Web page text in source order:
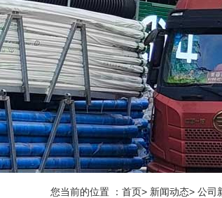
您当前的位置 ：首页> 新闻动态> 公